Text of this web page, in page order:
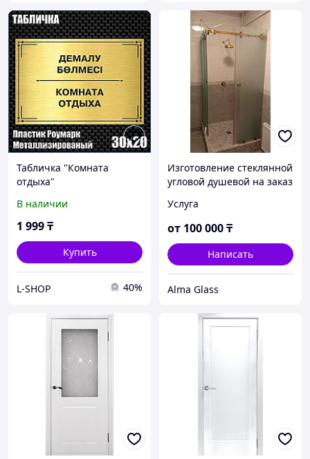
Табличка "Комната
отдыха"
пластик 30х20см)
В наличии
1 999₸
Купить
L-SHOP 40%
Изготовление стеклянной
угловой душевой на заказ
в разные стороны
Услуга
от 100 000₸
Написать
Alma Glass